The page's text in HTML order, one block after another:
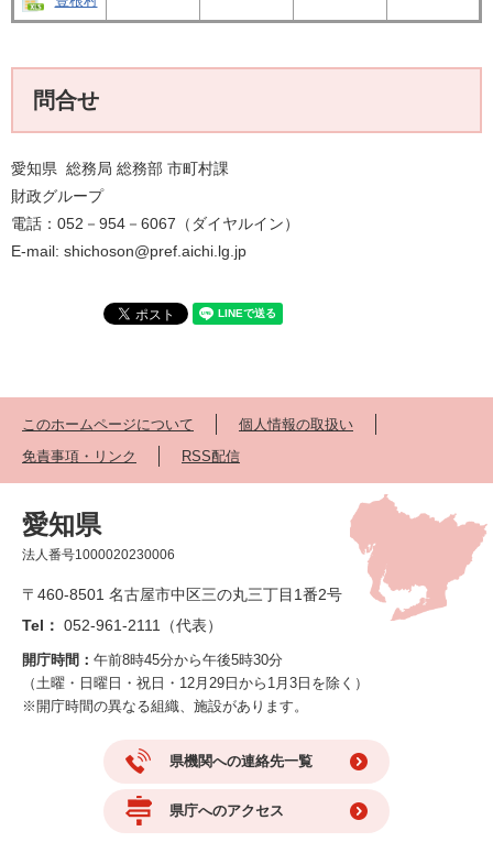
問合せ
愛知県 総務局 総務部 市町村課
財政グループ
電話：052－954－6067（ダイヤルイン）
E-mail: shichoson@pref.aichi.lg.jp
このホームページについて
個人情報の取扱い
免責事項・リンク
RSS配信
愛知県
法人番号1000020230006
〒460-8501 名古屋市中区三の丸三丁目1番2号
Tel： 052-961-2111（代表）
開庁時間： 午前8時45分から午後5時30分
（土曜・日曜日・祝日・12月29日から1月3日を除く）
※開庁時間の異なる組織、施設があります。
県機関への連絡先一覧
県庁へのアクセス